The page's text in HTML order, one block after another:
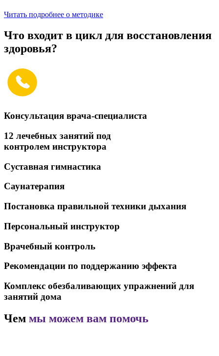
Читать подробнее о методике
Что входит в цикл для восстановления
здоровья?
Консультация врача-специалиста
12 лечебных занятий под
контролем инструктора
Суставная гимнастика
Саунатерапия
Постановка правильной техники дыхания
Персональный инструктор
Врачебный контроль
Рекомендации по поддержанию эффекта
Комплекс обезбаливающих упражнений для
занятий дома
Чем мы можем вам помочь